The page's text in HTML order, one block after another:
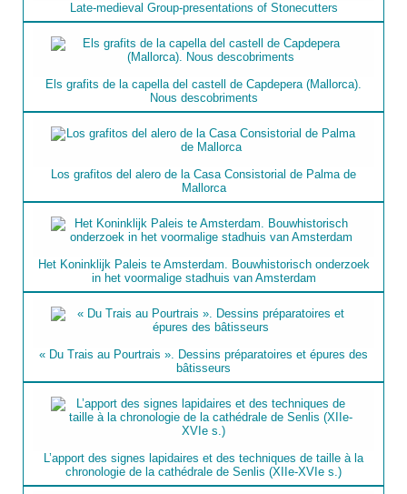
Late-medieval Group-presentations of Stonecutters
Els grafits de la capella del castell de Capdepera (Mallorca).
Nous descobriments
Los grafitos del alero de la Casa Consistorial de Palma de
Mallorca
Het Koninklijk Paleis te Amsterdam. Bouwhistorisch onderzoek
in het voormalige stadhuis van Amsterdam
« Du Trais au Pourtrais ». Dessins préparatoires et épures des
bâtisseurs
L’apport des signes lapidaires et des techniques de taille à la
chronologie de la cathédrale de Senlis (XIIe-XVIe s.)